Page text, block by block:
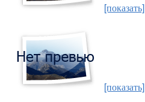
[показать]
[показать]